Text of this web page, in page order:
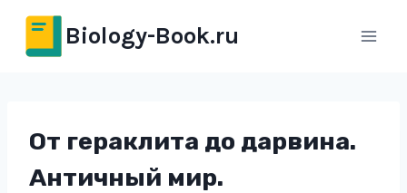
Перейти
содержимому
Biology-Book.ru
От гераклита до дарвина.
Античный мир.